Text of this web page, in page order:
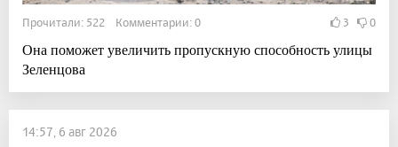
Прочитали: 522 Комментарии: 0 3 0
Она поможет увеличить пропускную способность улицы
Зеленцова
14:57, 6 авг 2026